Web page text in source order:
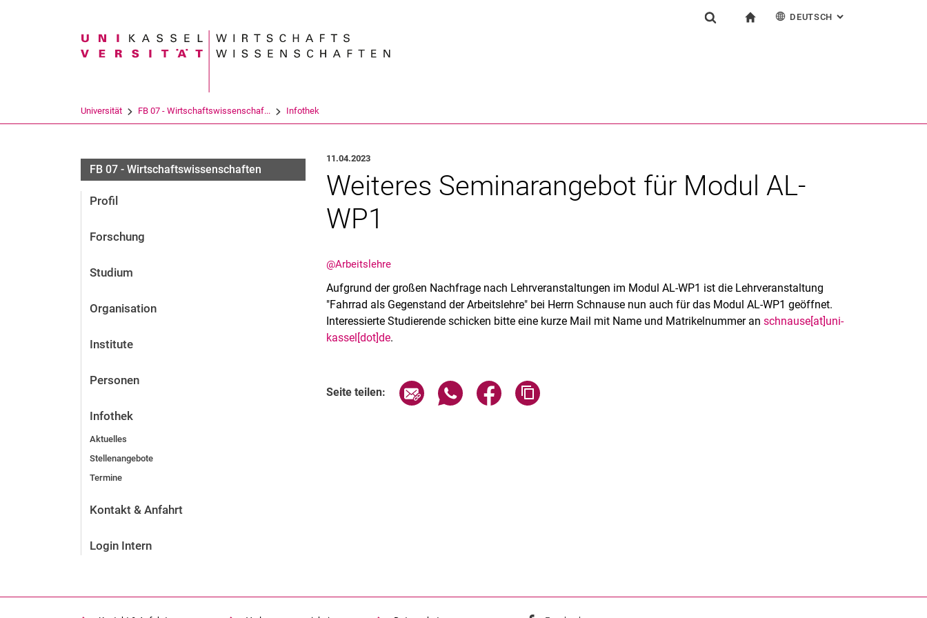
Suchbegriff
DEUTSCH : ALTERNATIVE
Universität FB 07 - Wirtschaftswissenschaf... Infothek
FB 07 - Wirtschaftswissenschaften
Profil
Forschung
Studium
Organisation
Institute
Personen
Infothek
Aktuelles
Stellenangebote
Termine
Kontakt & Anfahrt
Login Intern
11.04.2023
Weiteres Seminarangebot für Modul AL-
WP1
@Arbeitslehre
Aufgrund der großen Nachfrage nach Lehrveranstaltungen im Modul AL-WP1 ist die Lehrveranstaltung
"Fahrrad als Gegenstand der Arbeitslehre" bei Herrn Schnause nun auch für das Modul AL-WP1 geöffnet.
Interessierte Studierende schicken bitte eine kurze Mail mit Name und Matrikelnummer anschnause[at]uni-
kassel[dot]de.
Seite teilen: Seite über E-Mail teilen
Seite über WhatsApp teilen (externer Link, öffnet neues Fenster)
Seite über Facebook teilen (externer Link, öffnet neues Fenster)